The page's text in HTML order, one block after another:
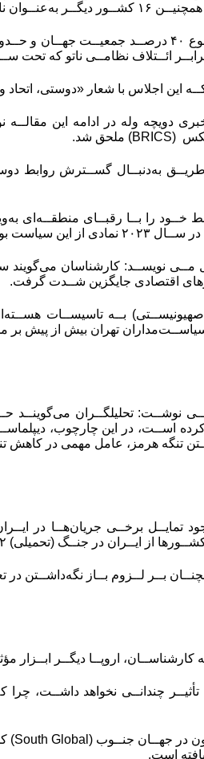
سازمان در ارتباط هستند.
برابــر ائــتلاف نظامــی ناتو که
این اجلاس با شعار «دوستی،
دویچه وله در ادامه این مقالــه
(BRICS) ملحق شد.
به‌دنبــال گســترش روابط
را بــا رقبــای منطقــه‌ای
در ســال
۲ ۰۲۳ نمادی از این سیاست
مــی نویســد: کارشناسان
اقتصادی جایگزین شــدت گرفت.
بــه تاسیســات
سیاســت‌مداران تهران بیش از پیش
نوشــت: تحلیلگــران می‌گوینــد
اســت، در این چارچوب،
تنگه هرمز، عامل مهمی در
تمایــل برخــی جریان‌هــا در
از ایــران در جنــگ )تحمیلی) ۱۲ روزه با اسرائیل مطرح شده اســت.
بــر لــزوم بــاز نگه‌داشــتن در
اروپــا دیگــر ابــزار
تأثیــر چندانــی نخواهد داشــت، چرا
در جهــان جنــوب (South Global)
است.